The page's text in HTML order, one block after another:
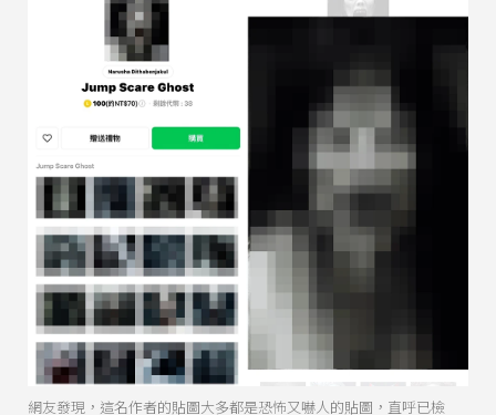
網友發現，這名作者的貼圖大多都是恐怖又嚇人的貼圖，直呼已檢